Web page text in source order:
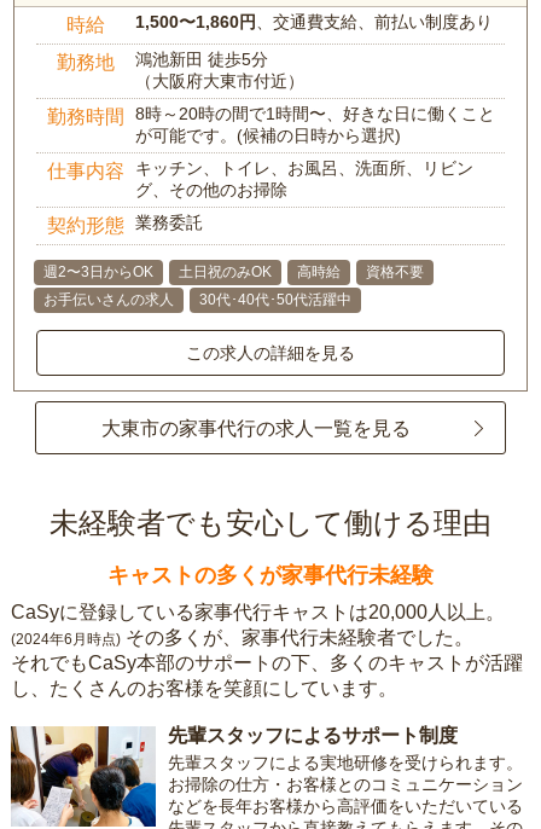
時給 1,500〜1,860円 、交通費支給、前払い制度あり
勤務地
鴻池新田 徒歩5分
（大阪府大東市付近）
勤務時間
8時～20時の間で1時間〜、好きな日に働くこと
が可能です。(候補の日時から選択)
仕事内容
キッチン、トイレ、お風呂、洗面所、リビン
グ、その他のお掃除
契約形態 業務委託
週2〜3日からOK 土日祝のみOK 高時給
資格不要
お手伝いさんの求人
30代･40代･50代活躍中
この求人の詳細を見る
大東市の家事代行の求人一覧を見る
未経験者でも安心して働ける理由
キャストの多くが家事代行未経験
CaSyに登録している家事代行キャストは20,000人以上。
(2024年6月時点) その多くが、家事代行未経験者でした。
それでもCaSy本部のサポートの下、多くのキャストが活躍
し、たくさんのお客様を笑顔にしています。
先輩スタッフによるサポート制度
先輩スタッフによる実地研修を受けられます。
お掃除の仕方・お客様とのコミュニケーション
などを長年お客様から高評価をいただいている